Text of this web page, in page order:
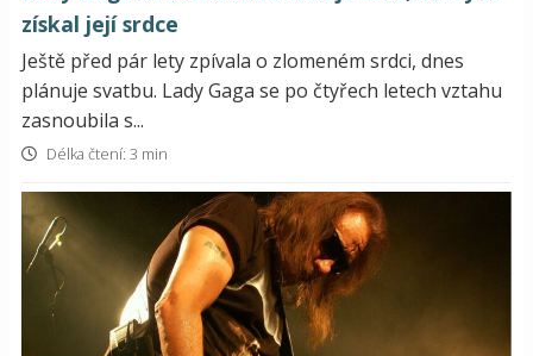
získal její srdce
Ještě před pár lety zpívala o zlomeném srdci, dnes
plánuje svatbu. Lady Gaga se po čtyřech letech vztahu
zasnoubila s...
Délka čtení: 3 min